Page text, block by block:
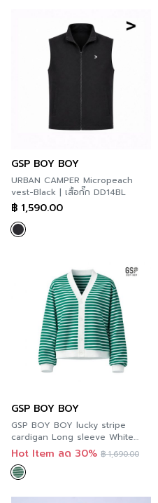
GSP BOY BOY
URBAN CAMPER Micropeach
vest-Black | เสื้อกั๊ก DD14BL
฿ 1,590.00
GSP BOY BOY
GSP BOY BOY lucky stripe
cardigan Long sleeve White
Green | เสื้อคลุม ลัคกี้ สไตร์พ คาดิ
แกน แขนยาว สีเขียว D91LDR
Hot Item ลด 30% ฿1,690.00